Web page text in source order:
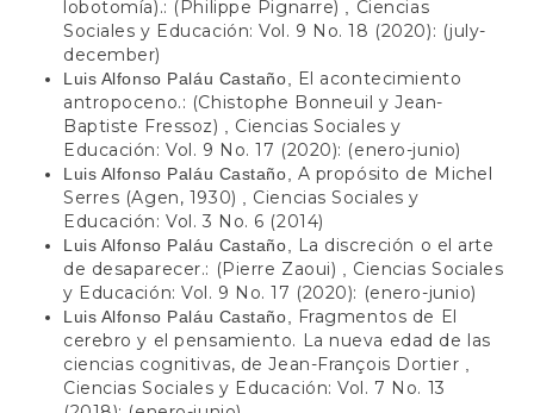
lobotomía).: (Philippe Pignarre)
Ciencias
Sociales y Educación: Vol. 9 No. 18 (2020): (july-
december)
Luis Alfonso Paláu Castaño,
El acontecimiento
antropoceno.: (Chistophe Bonneuil y Jean-
Baptiste Fressoz)
Ciencias Sociales y
Educación: Vol. 9 No. 17 (2020): (enero-junio)
Luis Alfonso Paláu Castaño, A propósito de Michel
Serres (Agen, 1930)
Ciencias Sociales y
Educación: Vol. 3 No. 6 (2014)
Luis Alfonso Paláu Castaño,
La discreción o el arte
de desaparecer.: (Pierre Zaoui)
Ciencias Sociales
y Educación: Vol. 9 No. 17 (2020): (enero-junio)
Luis Alfonso Paláu Castaño,
Fragmentos de El
cerebro y el pensamiento. La nueva edad de las
ciencias cognitivas, de Jean-François Dortier
Ciencias Sociales y Educación: Vol. 7 No. 13